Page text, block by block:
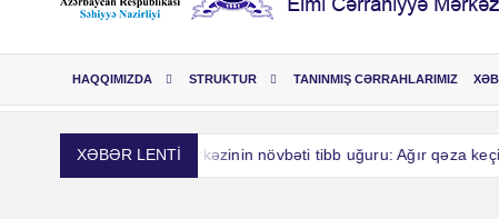
HAQQIMIZDA STRUKTUR TANINMIŞ CƏRRAHLARIMIZ
XƏBƏR LENTİ
Elmi Cərrahiyyə Mərkəzinin növbəti tibb uğuru: Ağır qəza